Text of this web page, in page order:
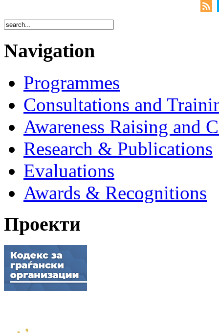
Navigation
Programmes
Consultations and
Awareness Raising and
Research & Publications
Evaluations
Awards & Recognitions
Проекти